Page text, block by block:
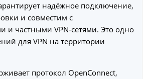
надёжное подключение,
и совместим с
и частными VPN-сетями. Это одно
для VPN на территории
протокол OpenConnect,